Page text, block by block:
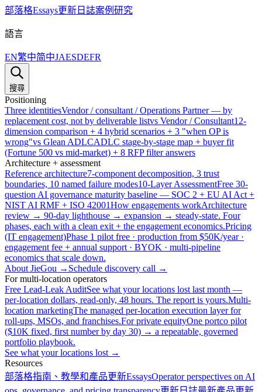
部落格Essays更新日誌案例研究
語言
EN繁中简中JAESDEFR
搜尋
Positioning
Three identitiesVendor / consultant / Operations Partner — by
replacement cost, not by deliverable listvs Vendor / Consultant12-
dimension comparison + 4 hybrid scenarios + 3 "when OP is
wrong"vs Glean ADLCADLC stage-by-stage map + buyer fit
(Fortune 500 vs mid-market) + 8 RFP filter answers
Architecture + assessment
Reference architecture7-component decomposition, 3 trust
boundaries, 10 named failure modes10-Layer AssessmentFree 30-
question AI governance maturity baseline — SOC 2 + EU AI Act +
NIST AI RMF + ISO 42001How engagements workArchitecture
review → 90-day lighthouse → expansion → steady-state. Four
phases, each with a clean exit + the engagement economics.Pricing
(IT engagement)Phase 1 pilot free · production from $50K/year ·
engagement fee + annual support · BYOK · multi-pipeline
economics that scale down.
About JieGou → Schedule discovery call →
For multi-location operators
Free Lead-Leak AuditSee what your locations lost last month —
per-location dollars, read-only, 48 hours. The report is yours.Multi-
location marketingThe managed per-location execution layer for
roll-ups, MSOs, and franchises.For private equityOne portco pilot
($10K fixed, first number by day 30) → a repeatable, governed
portfolio playbook.
See what your locations lost →
Resources
部落格指南、教學和產品更新EssaysOperator perspectives on AI